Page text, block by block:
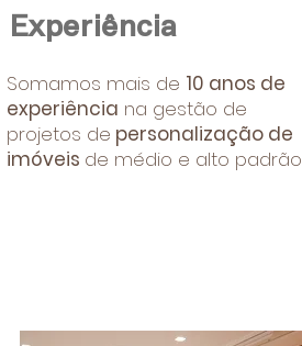
Experiência
Somamos mais de 10 anos de
experiência na gestão de
projetos de personalização de
imóveis de médio e alto padrão